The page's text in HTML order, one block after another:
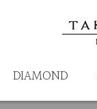
DIAMOND